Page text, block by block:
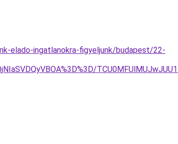
elado-ingatlanokra-figyeljunk/budapest/22-